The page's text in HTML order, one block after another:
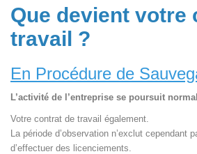
Que devient votre
travail ?
En Procédure de
L’activité de l’entreprise se poursuit
Votre contrat de travail également.
La période d’observation n’exclut cependant
d’effectuer des licenciements.